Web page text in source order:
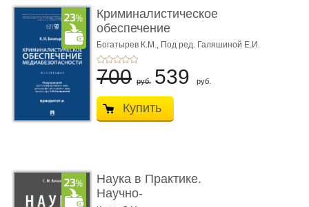
Криминалистическое
обеспечение
медиабезопас� ...
Богатырев К.М., Под ред. Галяшиной Е.И.
700 руб. 539 руб.
Купить
Наука в Практике.
Научно-